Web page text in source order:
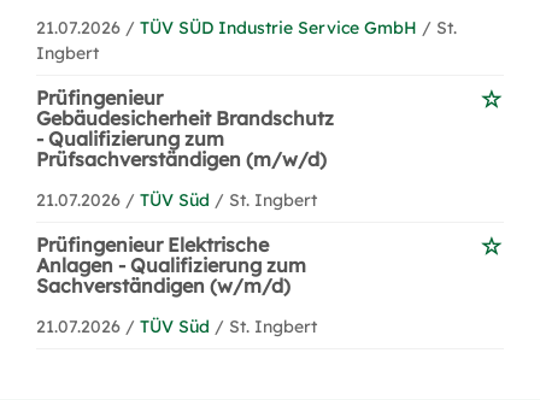
21.07.2026 / TÜV SÜD Industrie Service GmbH / St.
Ingbert
Prüfingenieur
Gebäudesicherheit Brandschutz
- Qualifizierung zum
Prüfsachverständigen (m/w/d)
21.07.2026 / TÜV Süd / St. Ingbert
Prüfingenieur Elektrische
Anlagen - Qualifizierung zum
Sachverständigen (w/m/d)
21.07.2026 / TÜV Süd / St. Ingbert